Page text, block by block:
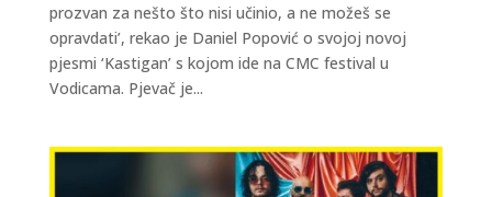
prozvan za nešto što nisi učinio, a ne možeš se
opravdati’, rekao je Daniel Popović o svojoj novoj
pjesmi ‘Kastigan’ s kojom ide na CMC festival u
Vodicama. Pjevač je...